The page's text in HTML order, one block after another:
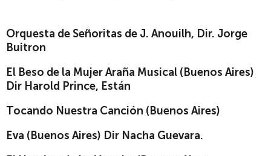
Orquesta de Señoritas de J. Anouilh, Dir. Jorge
Buitron
El Beso de la Mujer Araña Musical (Buenos Aires)
Dir Harold Prince, Están
Tocando Nuestra Canción (Buenos Aires)
Eva (Buenos Aires) Dir Nacha Guevara.